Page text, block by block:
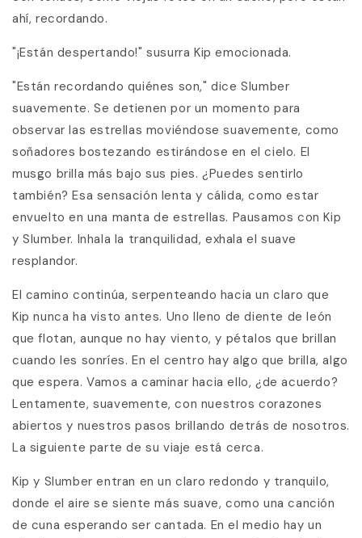
ahí, recordando.
"¡Están despertando!" susurra Kip emocionada.
"Están recordando quiénes son," dice Slumber
suavemente. Se detienen por un momento para
observar las estrellas moviéndose suavemente, como
soñadores bostezando estirándose en el cielo. El
musgo brilla más bajo sus pies. ¿Puedes sentirlo
también? Esa sensación lenta y cálida, como estar
envuelto en una manta de estrellas. Pausamos con Kip
y Slumber. Inhala la tranquilidad, exhala el suave
resplandor.
El camino continúa, serpenteando hacia un claro que
Kip nunca ha visto antes. Uno lleno de diente de león
que flotan, aunque no hay viento, y pétalos que brillan
cuando les sonríes. En el centro hay algo que brilla, algo
que espera. Vamos a caminar hacia ello, ¿de acuerdo?
Lentamente, suavemente, con nuestros corazones
abiertos y nuestros pasos brillando detrás de nosotros.
La siguiente parte de su viaje está cerca.
Kip y Slumber entran en un claro redondo y tranquilo,
donde el aire se siente más suave, como una canción
de cuna esperando ser cantada. En el medio hay un